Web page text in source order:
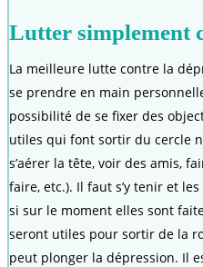
Lutter simplement
La meilleure lutte contre la
se prendre en main
possibilité de se fixer des
utiles qui font sortir du cercle
s’aérer la tête, voir des amis,
faire, etc.). Il faut s’y tenir et
si sur le moment elles sont
seront utiles pour sortir de la
peut plonger la dépression. Il